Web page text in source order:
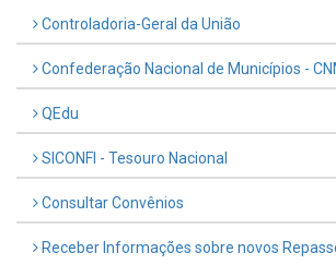
LINKS ÚTEIS